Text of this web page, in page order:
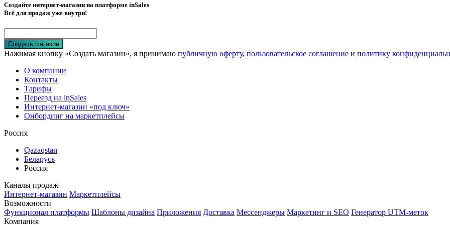
Создайте интернет-магазин на платформе inSales
Всё для продаж уже внутри!
Создать магазин
Нажимая кнопку «Создать магазин», я принимаю публичную оферту, пользовательское соглашение и политику
О компании
Контакты
Тарифы
Переезд на inSales
Интернет-магазин «под ключ»
Онбординг на маркетплейсы
Россия
Qazaqstan
Беларусь
Россия
Каналы продаж
Интернет-магазин Маркетплейсы
Возможности
Функционал платформы Шаблоны дизайна Приложения Доставка Мессенджеры Маркетинг и SEO Генератор UTM-меток
Компания